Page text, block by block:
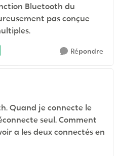
Bluetooth du
pas conçue
Répondre
Quand je connecte le
seul. Comment
a les deux connectés en